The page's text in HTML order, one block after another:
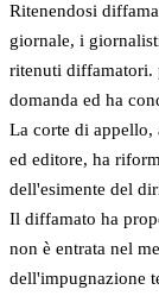
Ritenendosi
giornale, i
ritenuti diffamatori.
domanda ed ha
La corte di
ed editore, ha
dell'esimente del
Il diffamato ha
non è entrata nel
dell'impugnazione